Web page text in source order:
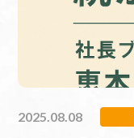
2025.08.08